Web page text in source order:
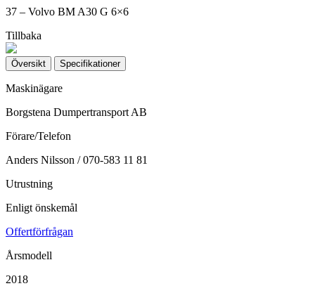
37 – Volvo BM A30 G 6×6
Tillbaka
Översikt Specifikationer
Maskinägare
Borgstena Dumpertransport AB
Förare/Telefon
Anders Nilsson / 070-583 11 81
Utrustning
Enligt önskemål
Offertförfrågan
Årsmodell
2018